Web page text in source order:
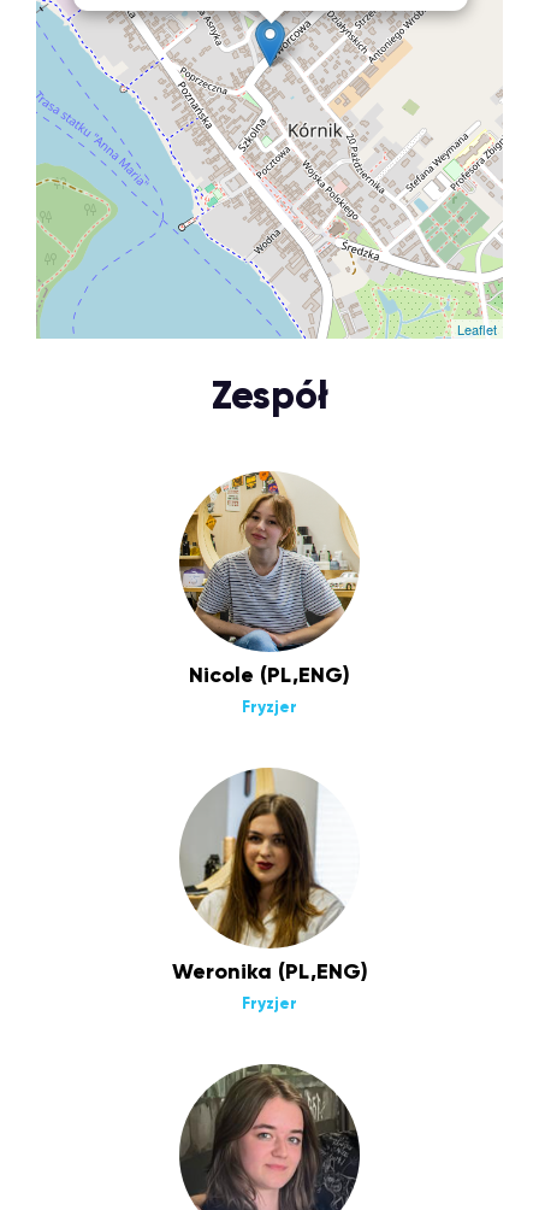
Leaflet
Zespół
Nicole (PL,ENG)
Fryzjer
Weronika (PL,ENG)
Fryzjer